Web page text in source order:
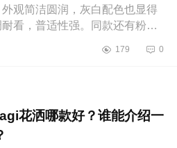
观简洁圆润，灰白配色也显得
看，普适性强。同款还有粉红
我原本还有些担心这个日本产...
179 0
花洒哪款好？谁能介绍一